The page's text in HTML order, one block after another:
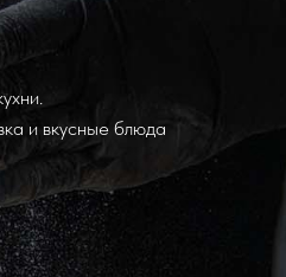
и вкусные блюда